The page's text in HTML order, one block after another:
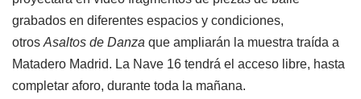
grabados en diferentes espacios y condiciones,
otros Asaltos de Danza que ampliarán la muestra traída a
Matadero Madrid. La Nave 16 tendrá el acceso libre, hasta
completar aforo, durante toda la mañana.